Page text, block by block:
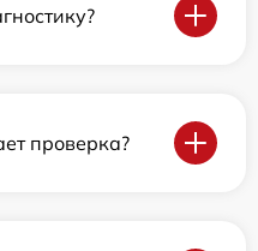
проверка?